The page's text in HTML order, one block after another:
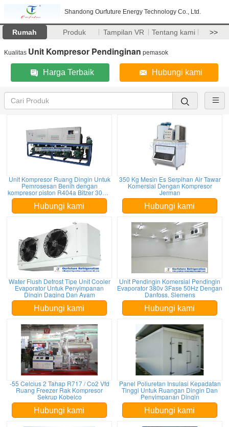
Shandong Ourfuture Energy Technology Co., Ltd.
Rumah Produk Tampilan VR Tentang kami >>
Kualitas Unit Kompresor Pendinginan pemasok
Harga Terbaik Hubungi kami
Unit Kompresor Ruang Dingin Untuk
Pemrosesan Benih dengan
kompresor piston R404a Bitzer 30HP
* 3
Hubungi kami
350 Kg Mesin Es Serpihan Air Tawar
Komersial Dengan Kompresor
Jerman
Hubungi kami
Water Flush Defrost Tipe Unit Cooler
Evaporator Untuk Penyimpanan
Dingin Daging Dan Ayam
Hubungi kami
Unit Pendingin Komersial Pendingin
Evaporator 380v 3Fase 50Hz Dengan
Danfoss, Siemens
Hubungi kami
-55 Celcius 2 Tahap R717 / Co2 Vfd
Ruang Freezer Rak Kompresor
Sekrup Kobelco
Hubungi kami
Panel Poliuretan Insulasi Kepadatan
Tinggi Untuk Ruangan Dingin Dan
Penyimpanan Dingin
Hubungi kami